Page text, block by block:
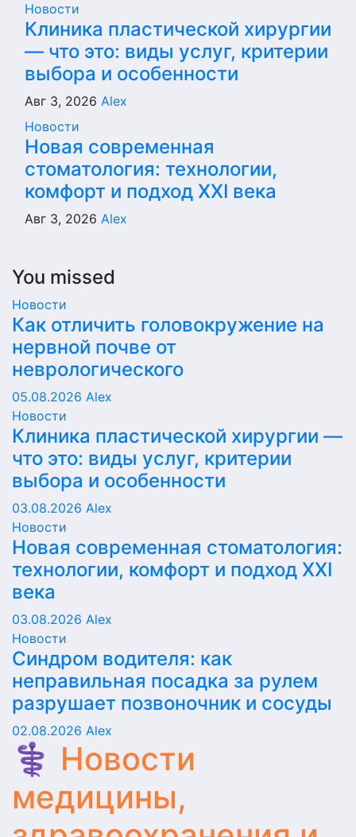
Новости
Клиника пластической хирургии
— что это: виды услуг, критерии
выбора и особенности
Авг 3, 2026 Alex
Новости
Новая современная
стоматология: технологии,
комфорт и подход XXI века
Авг 3, 2026 Alex
You missed
Новости
Как отличить головокружение на
нервной почве от
неврологического
05.08.2026 Alex
Новости
Клиника пластической хирургии —
что это: виды услуг, критерии
выбора и особенности
03.08.2026 Alex
Новости
Новая современная стоматология:
технологии, комфорт и подход XXI
века
03.08.2026 Alex
Новости
Синдром водителя: как
неправильная посадка за рулем
разрушает позвоночник и сосуды
02.08.2026 Alex
⚕️ Новости
медицины,